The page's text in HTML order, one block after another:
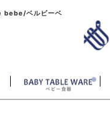
bebe/ベルビーベ